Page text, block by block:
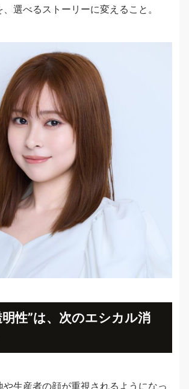
選べるストーリーに変えること。
明性”は、次のエシカル消
生産者の顔が重視されるようになっ